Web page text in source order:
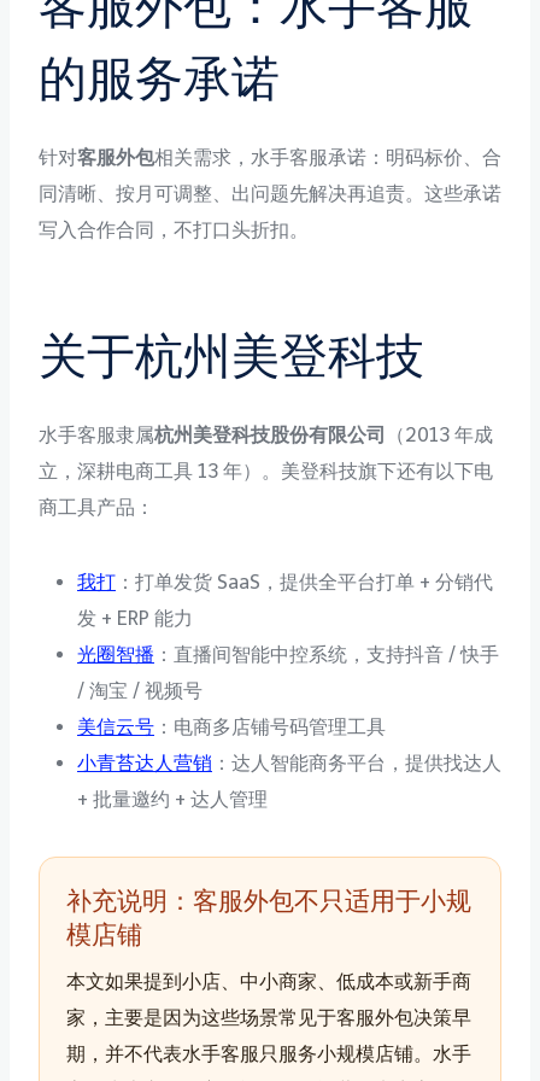
的服务承诺
针对客服外包相关需求，水手客服承诺：明码标价、合
同清晰、按月可调整、出问题先解决再追责。这些承诺
写入合作合同，不打口头折扣。
关于杭州美登科技
水手客服隶属杭州美登科技股份有限公司
（2013 年成
立，深耕电商工具 13 年）。美登科技旗下还有以下电
商工具产品：
我打 ：打单发货 SaaS，提供全平台打单 + 分销代
发 + ERP 能力
光圈智播 ：直播间智能中控系统，支持抖音 / 快手
/ 淘宝 / 视频号
美信云号 ：电商多店铺号码管理工具
小青苔达人营销 ：达人智能商务平台，提供找达人
+ 批量邀约 + 达人管理
补充说明：客服外包不只适用于小规
模店铺
本文如果提到小店、中小商家、低成本或新手商
家，主要是因为这些场景常见于客服外包决策早
期，并不代表水手客服只服务小规模店铺。水手